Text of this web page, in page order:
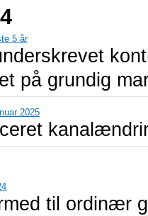
5 år
på grundig
2025
til ordinær